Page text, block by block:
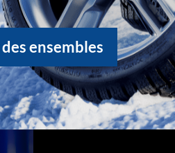
ensembles